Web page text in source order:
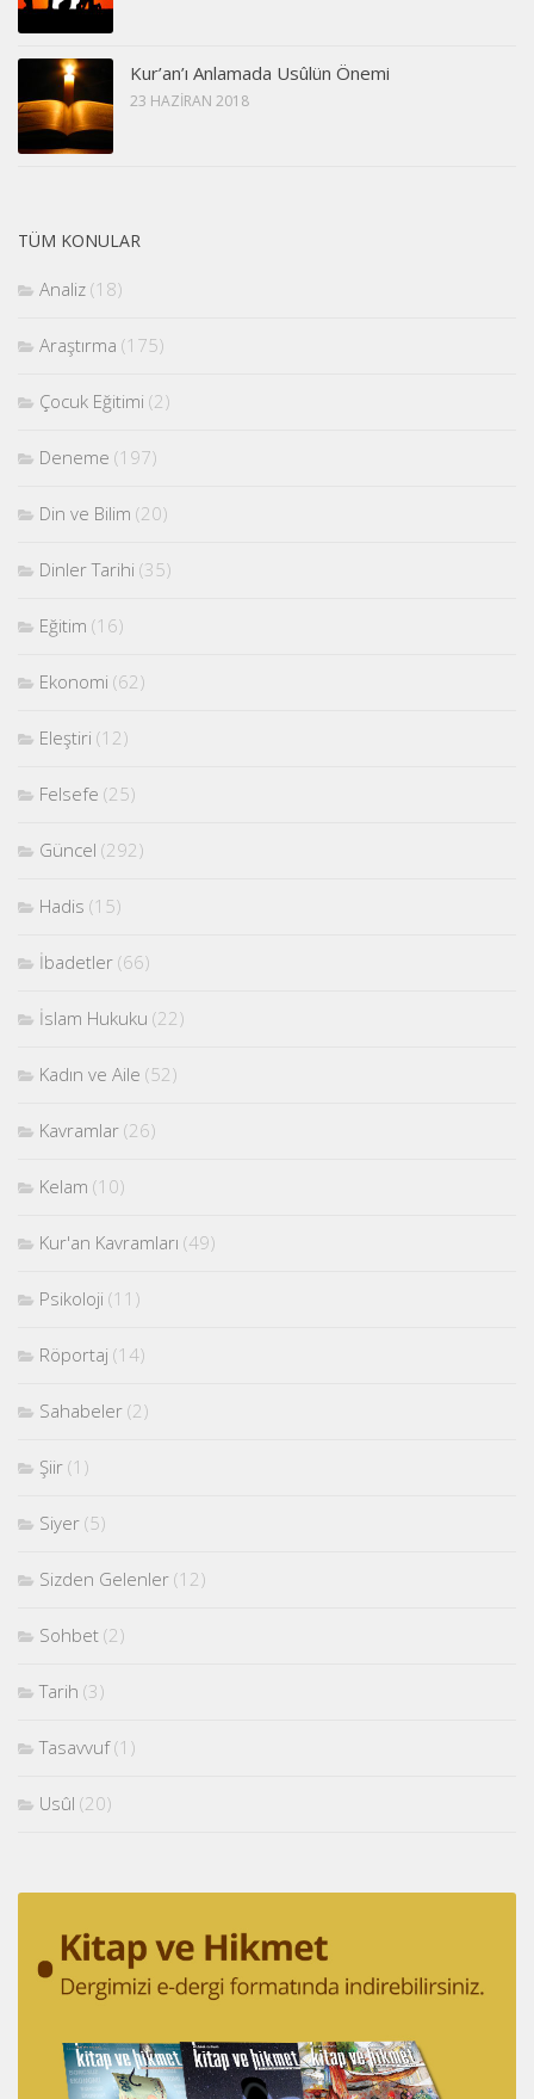
Kur’an’ı Anlamada Usûlün Önemi
23 HAZIRAN 2018
TÜM KONULAR
Analiz (18)
Araştırma (175)
Çocuk Eğitimi (2)
Deneme (197)
Din ve Bilim (20)
Dinler Tarihi (35)
Eğitim (16)
Ekonomi (62)
Eleştiri (12)
Felsefe (25)
Güncel (292)
Hadis (15)
İbadetler (66)
İslam Hukuku (22)
Kadın ve Aile (52)
Kavramlar (26)
Kelam (10)
Kur'an Kavramları (49)
Psikoloji (11)
Röportaj (14)
Sahabeler (2)
Şiir (1)
Siyer (5)
Sizden Gelenler (12)
Sohbet (2)
Tarih (3)
Tasavvuf(1)
Usûl (20)